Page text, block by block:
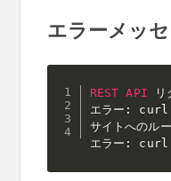
エラーメッ
REST API リ
エラー : curl
サイトへのル
エラー : curl